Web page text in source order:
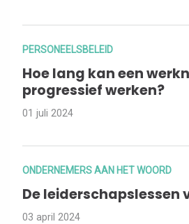
PERSONEELSBELEID
Hoe lang kan een
progressief werken?
01 juli 2024
ONDERNEMERS AAN HET WOORD
De leiderschapslessen
03 april 2024